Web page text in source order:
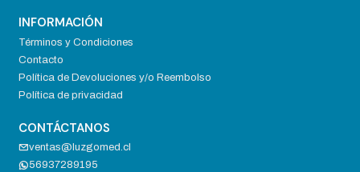
INFORMACIÓN
Términos y Condiciones
Contacto
Política de Devoluciones y/o Reembolso
Política de privacidad
CONTÁCTANOS
ventas@luzgomed.cl
56937289195